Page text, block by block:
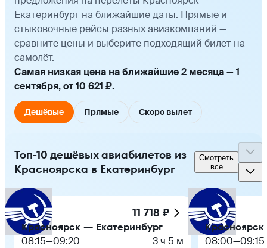
Екатеринбург на ближайшие даты. Прямые и
стыковочные рейсы разных авиакомпаний —
сравните цены и выберите подходящий билет на
самолёт.
Самая низкая цена на ближайшие 2 месяца — 1
сентября, от 10 621 ₽.
Дешёвые Прямые Скоро вылет
Топ-10 дешёвых авиабилетов из
Красноярска в Екатеринбург
Смотреть
все
11 718 ₽
Красноярск — Екатеринбург
08:15—09:20 3 ч 5 м 08:00—09:15